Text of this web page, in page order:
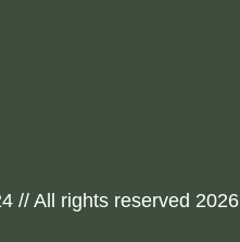
// All rights reserved 2026